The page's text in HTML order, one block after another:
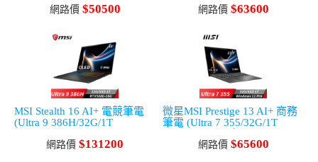
網路價 $50500 網路價 $63600
MSI Stealth 16 AI+ 電競筆電
(Ultra 9 386H/32G/1T
網路價 $131200
微星MSI Prestige 13 AI+ 商務
筆電 (Ultra 7 355/32G/1T
網路價 $65600